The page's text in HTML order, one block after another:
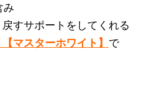
み
すサポートをしてくれる
マスターホワイト】 で